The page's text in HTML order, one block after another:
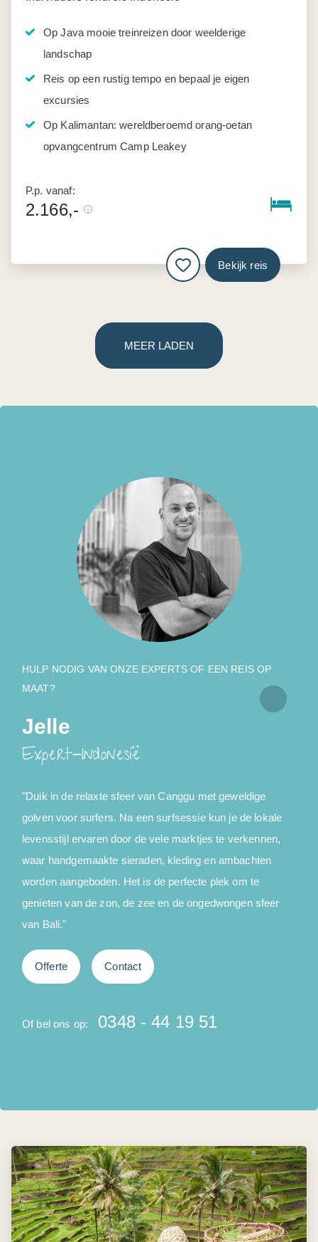
Op Java mooie treinreizen door weelderige
landschap
Reis op een rustig tempo en bepaal je eigen
excursies
Op Kalimantan: wereldberoemd orang-oetan
opvangcentrum Camp Leakey
P.p. vanaf:
2.166,-
Bekijk reis
MEER LADEN
HULP NODIG VAN ONZE EXPERTS OF EEN REIS OP
MAAT?
Jelle
Expert-Indonesië
"Duik in de relaxte sfeer van Canggu met geweldige
golven voor surfers. Na een surfsessie kun je de lokale
levensstijl ervaren door de vele marktjes te verkennen,
waar handgemaakte sieraden, kleding en ambachten
worden aangeboden. Het is de perfecte plek om te
genieten van de zon, de zee en de ongedwongen sfeer
van Bali."
Offerte Contact
Of bel ons op: 0348 - 44 19 51